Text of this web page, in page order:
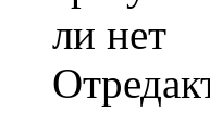
ли нет